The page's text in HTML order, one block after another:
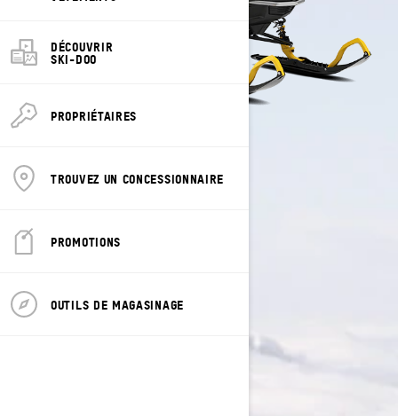
DÉCOUVRIR
SKI-DOO
PROPRIÉTAIRES
TROUVEZ UN CONCESSIONNAIRE
PROMOTIONS
OUTILS DE MAGASINAGE